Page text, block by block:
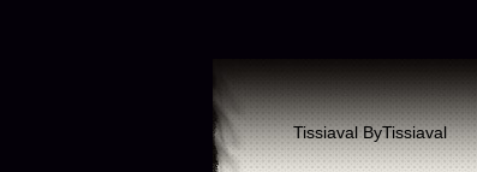
Tissiaval ByTissiaval